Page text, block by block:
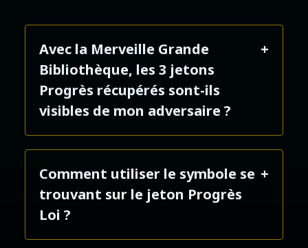
Avec la Merveille Grande
Bibliothèque, les 3 jetons
Progrès récupérés sont-ils
visibles de mon adversaire ?
seul le Progrès choisi est révélé,
les 2 autres sont remis dans la
boîte sans être révélés.
Comment utiliser le symbole se
trouvant sur le jeton Progrès
Loi ?